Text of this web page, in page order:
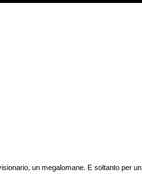
un megalomane. E soltanto per un